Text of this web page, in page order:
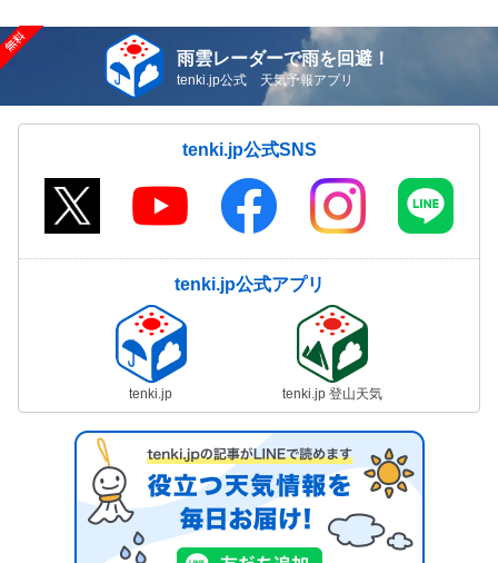
雨雲レーダーで雨を回避！
tenki.jp公式 天気予報アプリ
tenki.jp公式SNS
tenki.jp公式アプリ
tenki.jp tenki.jp 登山天気